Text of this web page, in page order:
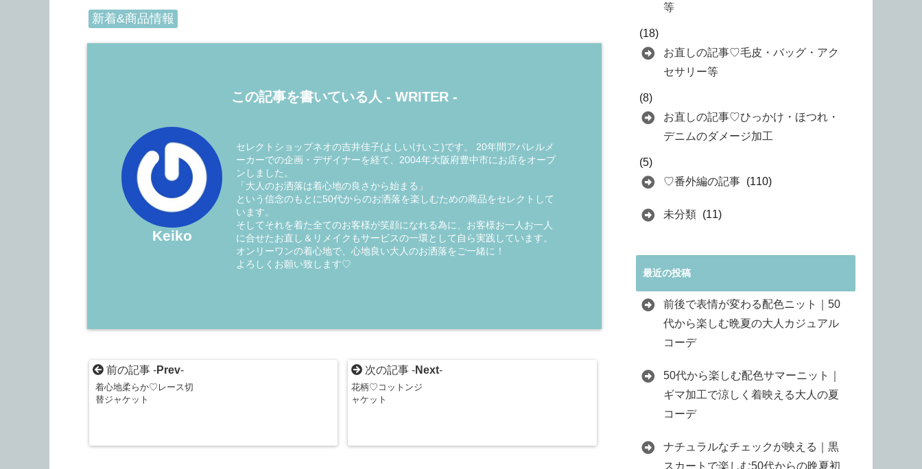
新着&商品情報
この記事を書いている人 - WRITER -
Keiko
セレクトショップネオの吉井佳子(よしいけいこ)です。 20年間アパレルメ
ーカーでの企画・デザイナーを経て、2004年大阪府豊中市にお店をオープ
ンしました。
「大人のお洒落は着心地の良さから始まる」
という信念のもとに50代からのお洒落を楽しむための商品をセレクトして
います。
そしてそれを着た全てのお客様が笑顔になれる為に、お客様お一人お一人
に合せたお直し＆リメイクもサービスの一環として自ら実践しています。
オンリーワンの着心地で、心地良い大人のお洒落をご一緒に！
よろしくお願い致します♡
前の記事 -Prev-
着心地柔らか♡レース切
替ジャケット
次の記事 -Next-
花柄♡コットンジ
ャケット
等
(18)
お直しの記事♡毛皮・バッグ・アク
セサリー等
(8)
お直しの記事♡ひっかけ・ほつれ・
デニムのダメージ加工
(5)
♡番外編の記事 (110)
未分類 (11)
最近の投稿
前後で表情が変わる配色ニット｜50
代から楽しむ晩夏の大人カジュアル
コーデ
50代から楽しむ配色サマーニット｜
ギマ加工で涼しく着映える大人の夏
コーデ
ナチュラルなチェックが映える｜黒
スカートで楽しむ50代からの晩夏初